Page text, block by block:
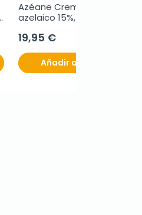
Azéane Crema Ácido
azelaico 15%, 30 ml
19,95 €
Añadir al carrito